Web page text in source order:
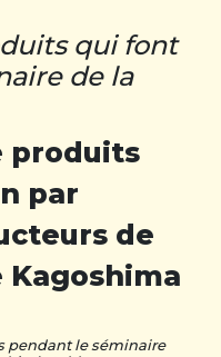
qui font
de la
produits
par
de
pendant le séminaire